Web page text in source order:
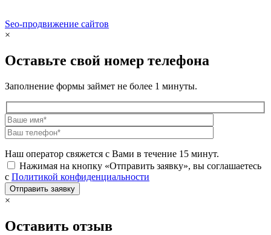
Seo-продвижение сайтов
×
Оставьте свой номер телефона
Заполнение формы займет не более 1 минуты.
Наш оператор свяжется с Вами в течение 15 минут.
Нажимая на кнопку «Отправить заявку», вы соглашаетесь
с Политикой конфиденциальности
×
Оставить отзыв